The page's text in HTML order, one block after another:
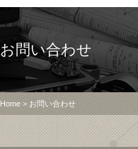
お問い合わせ
Home> お問い合わせ